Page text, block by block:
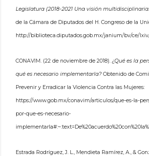
Legislatura (2018-2021 Una visión multidisciplinaria.
de la Cámara de Diputados del H. Congreso de la
http://biblioteca.diputados.gob.mx/janium/bv/ce/
CONAVIM. (22 de noviembre de 2018). ¿Qué es la
qué es necesario implementarla? Obtenido de
Prevenir y Erradicar la Violencia Contra las Mujeres:
https://www.gob.mx/conavim/articulos/que-es-la-
por-que-es-necesario-
Estrada Rodríguez, J. L., Mendieta Ramírez, A., &